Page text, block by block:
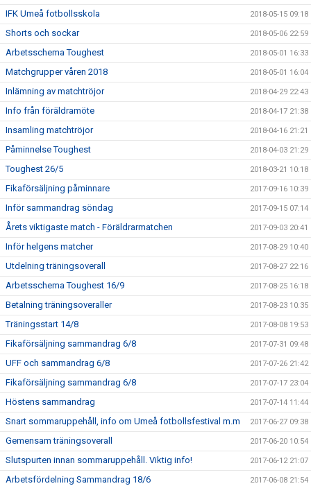
IFK Umeå fotbollsskola 2018-05-15 09:18
Shorts och sockar 2018-05-06 22:59
Arbetsschema Toughest 2018-05-01 16:33
Matchgrupper våren 2018 2018-05-01 16:04
Inlämning av matchtröjor 2018-04-29 22:43
Info från föräldramöte 2018-04-17 21:38
Insamling matchtröjor 2018-04-16 21:21
Påminnelse Toughest 2018-04-03 21:29
Toughest 26/5 2018-03-21 10:18
Fikaförsäljning påminnare 2017-09-16 10:39
Inför sammandrag söndag 2017-09-15 07:14
Årets viktigaste match - Föräldrarmatchen 2017-09-03 20:41
Inför helgens matcher 2017-08-29 10:40
Utdelning träningsoverall 2017-08-27 22:16
Arbetsschema Toughest 16/9 2017-08-25 16:18
Betalning träningsoveraller 2017-08-23 10:35
Träningsstart 14/8 2017-08-08 19:53
Fikaförsäljning sammandrag 6/8 2017-07-31 09:48
UFF och sammandrag 6/8 2017-07-26 21:42
Fikaförsäljning sammandrag 6/8 2017-07-17 23:04
Höstens sammandrag 2017-07-14 11:44
Snart sommaruppehåll, info om Umeå fotbollsfestival m.m 2017-06-27 09:38
Gemensam träningsoverall 2017-06-20 10:54
Slutspurten innan sommaruppehåll. Viktig info! 2017-06-12 21:07
Arbetsfördelning Sammandrag 18/6 2017-06-08 21:54